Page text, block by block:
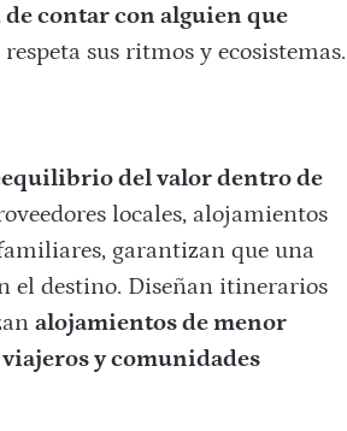
contar con alguien que
sus ritmos y ecosistemas.
del valor dentro de
locales, alojamientos
garantizan que una
el destino. Diseñan itinerarios
alojamientos de menor
y comunidades